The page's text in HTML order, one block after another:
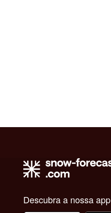
Descubra a nossa app